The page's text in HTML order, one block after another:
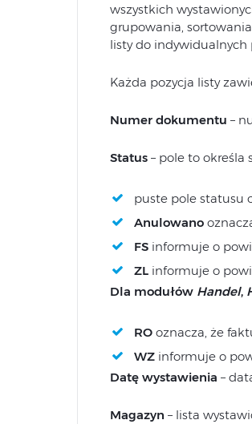
wszystkich
grupowania,
listy do indywidualnych
Każda pozycja listy
Numer dokumentu –
Status – pole to
puste pole statusu
Anulowano
FSinformuje o
ZLinformuje o
Dla modułów Handel,
ROoznacza, że
WZinformuje o
Datę wystawienia –
Magazyn – lista